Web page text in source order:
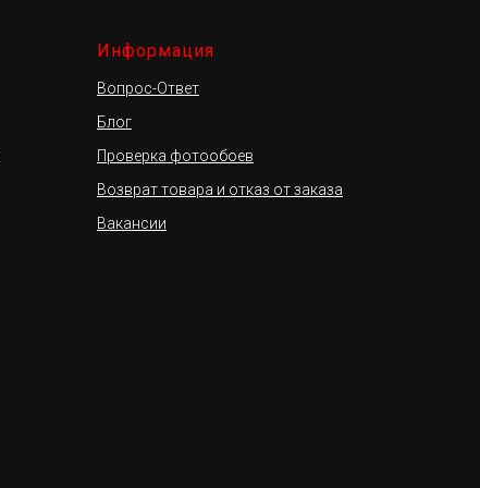
Информация
Вопрос-Ответ
Блог
Проверка фотообоев
Возврат товара и отказ от заказа
Вакансии